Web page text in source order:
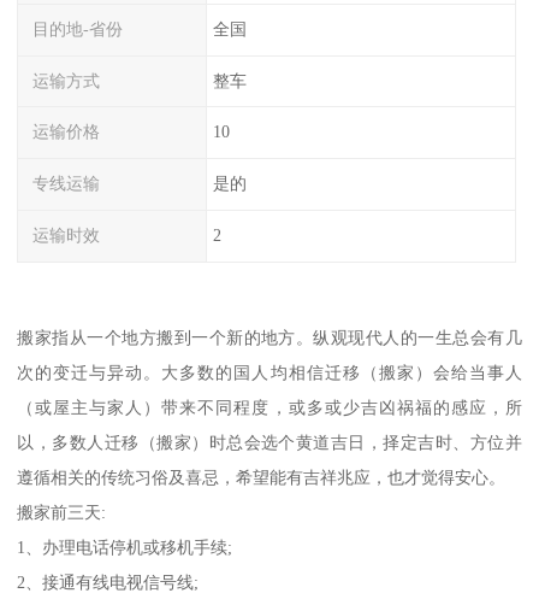
目的地-省份 全国
运输方式 整车
运输价格 10
专线运输 是的
运输时效 2
搬家指从一个地方搬到一个新的地方。纵观现代人的一生总会有几
次的变迁与异动。大多数的国人均相信迁移（搬家）会给当事人
（或屋主与家人）带来不同程度，或多或少吉凶祸福的感应，所
以，多数人迁移（搬家）时总会选个黄道吉日，择定吉时、方位并
遵循相关的传统习俗及喜忌，希望能有吉祥兆应，也才觉得安心。
搬家前三天:
1、办理电话停机或移机手续;
2、接通有线电视信号线;